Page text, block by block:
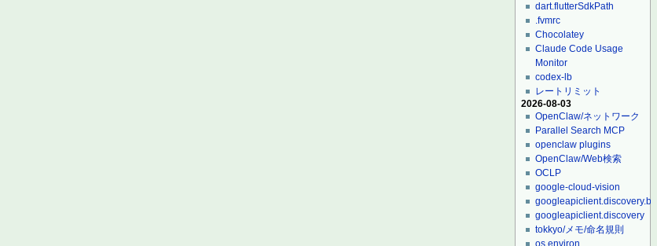
dart.flutterSdkPath
.fvmrc
Chocolatey
Claude Code Usage
Monitor
codex-lb
レートリミット
2026-08-03
OpenClaw/ネットワーク
Parallel Search MCP
openclaw plugins
OpenClaw/Web検索
OCLP
google-cloud-vision
googleapiclient.discovery
tokkyo/メモ/命名規則